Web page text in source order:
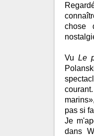
chose
Vu Le
pas si
Je
dans